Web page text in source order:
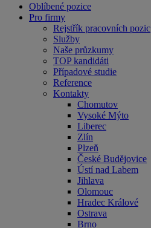
Oblíbené pozice
Pro firmy
Rejstřík pracovních pozic
Služby
Naše průzkumy
TOP kandidáti
Případové studie
Reference
Kontakty
Chomutov
Vysoké Mýto
Liberec
Zlín
Plzeň
České Budějovice
Ústí nad Labem
Jihlava
Olomouc
Hradec Králové
Ostrava
Brno